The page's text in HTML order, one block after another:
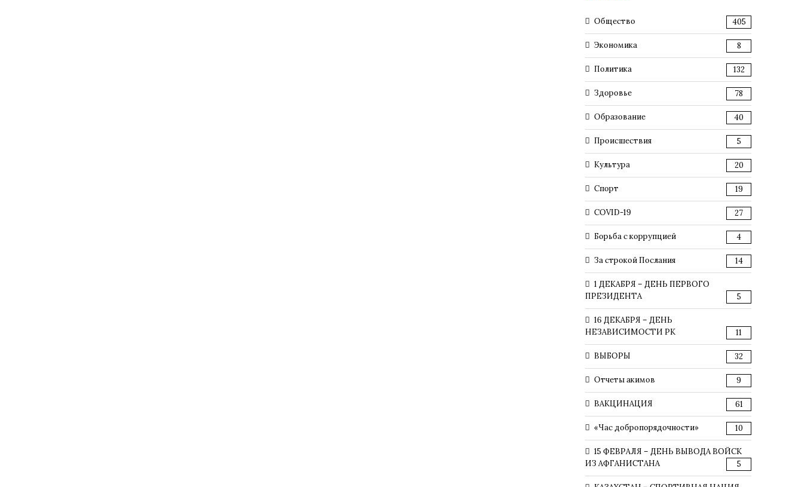
Общество 405
Экономика 8
Политика 132
Здоровье 78
Образование 40
Происшествия 5
Культура 20
Спорт 19
COVID-19 27
Борьба с коррупцией 4
За строкой Послания 14
1 ДЕКАБРЯ – ДЕНЬ ПЕРВОГО
ПРЕЗИДЕНТА
5
16 ДЕКАБРЯ – ДЕНЬ
НЕЗАВИСИМОСТИ РК
11
ВЫБОРЫ 32
Отчеты акимов 9
ВАКЦИНАЦИЯ 61
«Час добропорядочности» 10
15 ФЕВРАЛЯ – ДЕНЬ ВЫВОДА ВОЙСК
ИЗ АФГАНИСТАНА
5